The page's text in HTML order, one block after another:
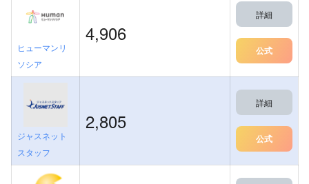
ヒューマンリ
ソシア
4,906
詳細
公式
ジャスネット
スタッフ
2,805
詳細
公式